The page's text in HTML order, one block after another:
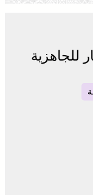
للجاهزية